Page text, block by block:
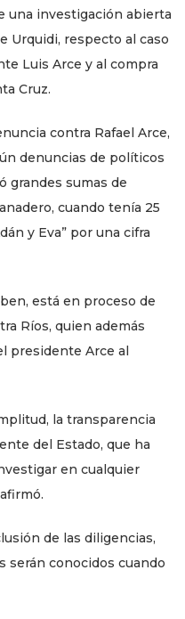
una investigación abierta
Urquidi, respecto al caso
Luis Arce y al compra
Cruz.
contra Rafael Arce,
denuncias de políticos
grandes sumas de
cuando tenía 25
y Eva” por una cifra
está en proceso de
Ríos, quien además
presidente Arce al
la transparencia
del Estado, que ha
en cualquier
de las diligencias,
serán conocidos cuando